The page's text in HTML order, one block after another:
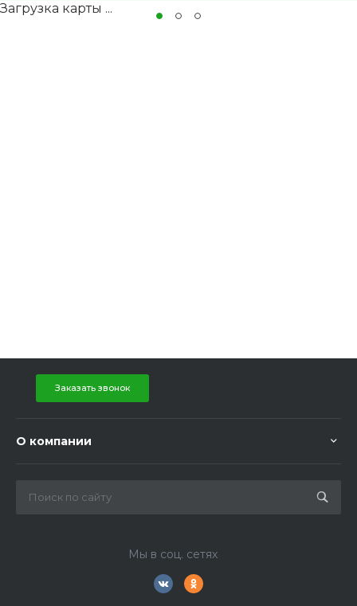
Загрузка карты ...
Заказать звонок
О компании
Мы в соц. сетях